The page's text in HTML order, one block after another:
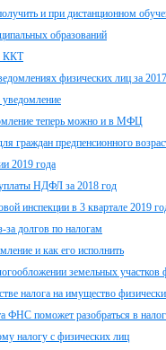
и при дистанционном
образований
ККТ
физических лиц за
теперь можно и в МФЦ
граждан предпенсионного
2019 года
НДФЛ за 2018 год
инспекции в 3 квартале 2019
за долгов по налогам
и как его исполнить
земельных участков
налога на имущество
ФНС поможет разобраться в
налогу с физических лиц